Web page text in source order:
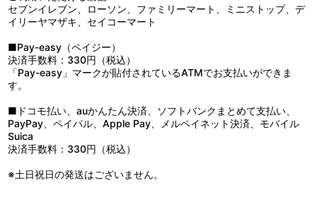
07. UCNT0100
08. [I]
09. 20200723zr
10. 閃光 / [ALEXANDROS]
セブンイレブン、ローソン、ファミリーマート、ミニストップ、デ
イリーヤマザキ、セイコーマート
■Pay-easy（ペイジー）
決済手数料：330円（税込）
「Pay-easy」マークが貼付されているATMでお支払いができま
す。
■ドコモ払い、auかんたん決済、ソフトバンクまとめて支払い、
PayPay、ペイパル、Apple Pay、メルペイネット決済、モバイル
Suica
決済手数料：330円（税込）
※土日祝日の発送はございません。